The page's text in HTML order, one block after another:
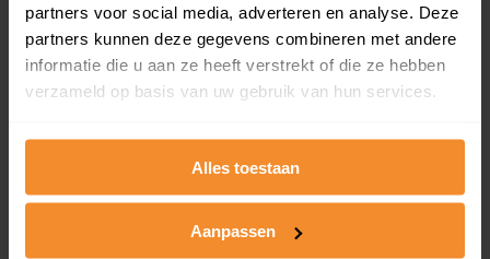
partners voor social media, adverteren en analyse. Deze
partners kunnen deze gegevens combineren met andere
informatie die u aan ze heeft verstrekt of die ze hebben
verzameld op basis van uw gebruik van hun services.
Alles toestaan
Aanpassen
Direct leverbaar
Een uitgebreid overzicht van het perceel en
dit inclusief de luchtfoto!